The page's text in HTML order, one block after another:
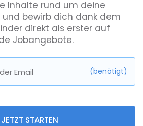
Inhalte rund um deine
und bewirb dich dank dem
direkt als erster auf
Jobangebote.
Email (benötigt)
JETZT STARTEN